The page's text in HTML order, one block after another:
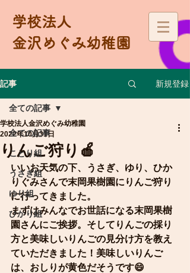
学校法人
金沢めぐみ幼稚園
記事 新規登録
全ての記事
ことり組
うさぎ組
ゆり組
ひかり組
全ての記事
りんご狩り🍎
学校法人金沢めぐみ幼稚園
2022年10月31日
いいお天気の下、うさぎ、ゆり、ひか
りぐみさんで末岡果樹園にりんご狩り
に行ってきました。
まずはみんなでお世話になる末岡果樹
園さんにご挨拶。そしてりんごの採り
方と美味しいりんごの見分け方を教え
ていただきました！美味しいりんご
は、おしりが黄色だそうです😄